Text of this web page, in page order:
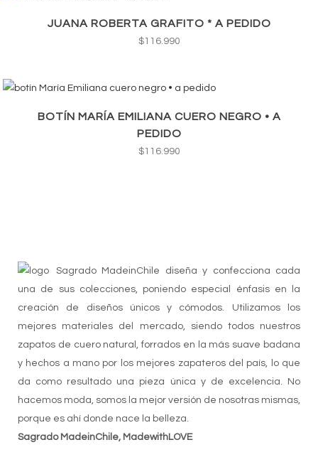
JUANA ROBERTA GRAFITO * A PEDIDO
$116.990
BOTÍN MARÍA EMILIANA CUERO NEGRO • A
PEDIDO
$116.990
Sagrado MadeinChile diseña y confecciona cada
una de sus colecciones, poniendo especial énfasis en la
creación de diseños únicos y cómodos. Utilizamos los
mejores materiales del mercado, siendo todos nuestros
zapatos de cuero natural, forrados en la más suave badana
y hechos a mano por los mejores zapateros del país, lo que
da como resultado una pieza única y de excelencia. No
hacemos moda, somos la mejor versión de nosotras mismas,
porque es ahí donde nace la belleza.
Sagrado MadeinChile, MadewithLOVE